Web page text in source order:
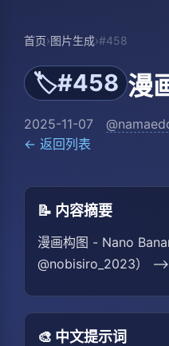
首页›图片生成›#458
🏷️#458 漫
2025-11-07
← 返回列表
📝 内容摘要
漫画构图 - Nano
@nobisiro_2023） -->
🎨 中文提示词